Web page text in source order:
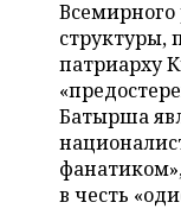
ОПК
ЭНЕРГЕТИКА
УСЛУГИ
МЕДИА
ВЫЕЗДНАЯ
БИЗНЕС-
ONLINE-
НОВОСТИ
ФУТБОЛ
ХОККЕЙ
ОБЩЕСТВО
НОВОСТИ
ВЛАСТЬ
ФОТОГАЛЕРЕЯ
СЮЖЕТЫ
Всемирного
структуры,
патриарху
Батырша
в честь